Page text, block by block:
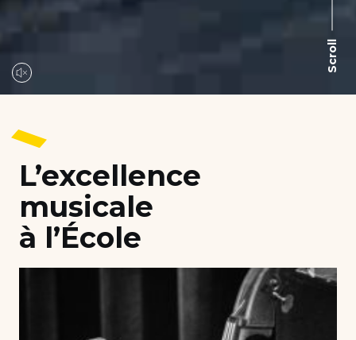
Scroll
L’excellence
musicale
à l’École